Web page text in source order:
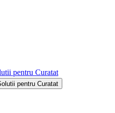
pentru Curatat
pentru Curatat